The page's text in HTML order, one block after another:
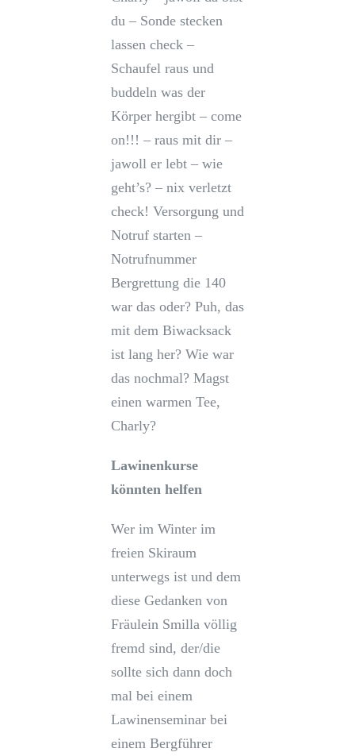
du – Sonde stecken
lassen check –
Schaufel raus und
buddeln was der
Körper hergibt – come
on!!! – raus mit dir –
jawoll er lebt – wie
geht’s? – nix verletzt
check! Versorgung und
Notruf starten –
Notrufnummer
Bergrettung die 140
war das oder? Puh, das
mit dem Biwacksack
ist lang her? Wie war
das nochmal? Magst
einen warmen Tee,
Charly?
Lawinenkurse
könnten helfen
Wer im Winter im
freien Skiraum
unterwegs ist und dem
diese Gedanken von
Fräulein Smilla völlig
fremd sind, der/die
sollte sich dann doch
mal bei einem
Lawinenseminar bei
einem Bergführer